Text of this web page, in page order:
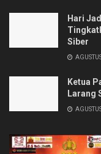
Hari
Siber
Ketua
Larang